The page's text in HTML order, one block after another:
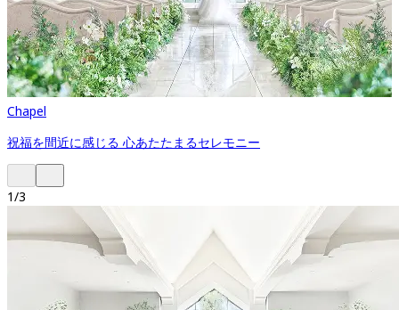
Chapel
祝福を間近に感じる 心あたたまるセレモニー
1/3